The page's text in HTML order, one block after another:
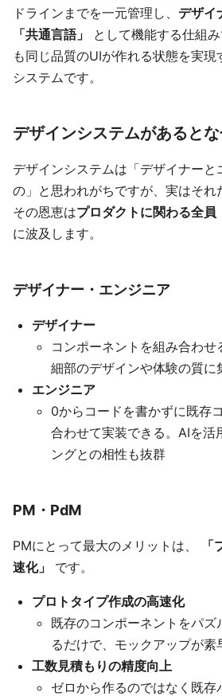
ドラインまでを一元管理し、 デザイ
「共通言語」
として機能する仕組
も同じ品質のUIが作れる状態を実現
システムです。
デザインシステムがあると
デザインシステムは「デザイナーと
の」と思われがちですが、実はそれ
その恩恵はプロダクトに関わる全員
に波及します。
デザイナー・エンジニア
デザイナー
コンポーネントを組み合わせ
細部のデザインや体験の質に
エンジニア
0からコードを書かずに既存
合わせて実装できる。AIを活
ングとの相性も抜群
PM・PdM
PMにとって最大のメリットは、
速化」
です。
プロトタイプ作成の高速化
既存のコンポーネントをパ
るだけで、モックアップが素
工数見積もりの精度向上
ゼロから作るのではなく既